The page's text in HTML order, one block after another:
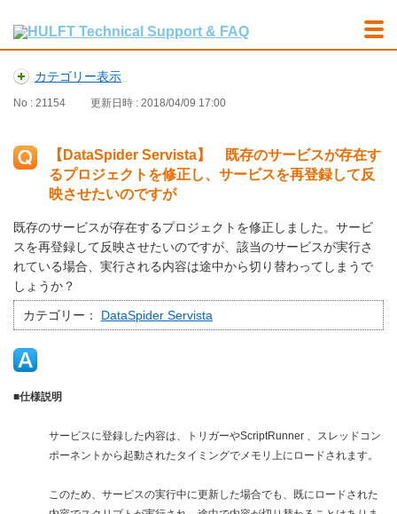
カテゴリー表示
No : 21154 更新日時 : 2018/04/09 17:00
【DataSpider Servista】 既存のサービスが存在す
るプロジェクトを修正し、サービスを再登録して反
映させたいのですが
既存のサービスが存在するプロジェクトを修正しました。サービ
スを再登録して反映させたいのですが、該当のサービスが実行さ
れている場合、実行される内容は途中から切り替わってしまうで
しょうか？
カテゴリー： DataSpider Servista
■仕様説明
サービスに登録した内容は、トリガーやScriptRunner 、スレッドコン
ポーネントから起動されたタイミングでメモリ上にロードされます。
このため、サービスの実行中に更新した場合でも、既にロードされた